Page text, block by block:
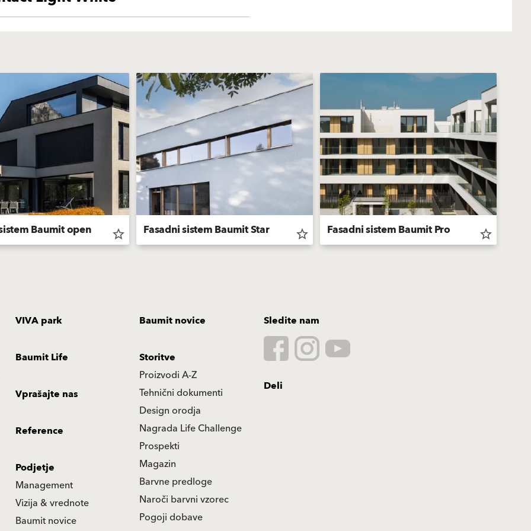
Baumit open star_border Fasadni sistem Baumit Star star_border Fasadni sistem Baumit Pro star_border
VIVA park Baumit novice
Baumit Life
Storitve
Proizvodi A-Z
Tehnični dokumenti
Design orodja
Nagrada Life Challenge
Prospekti
Magazin
Barvne predloge
Naroči barvni vzorec
Pogoji dobave
Vprašajte nas
Reference
Podjetje
Management
Vizija & vrednote
Baumit novice
Sledite nam
Deli